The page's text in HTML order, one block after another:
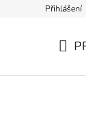
Přihlášení